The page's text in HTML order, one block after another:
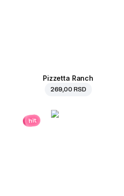
Pizzetta Ranch
269,00 RSD
hit